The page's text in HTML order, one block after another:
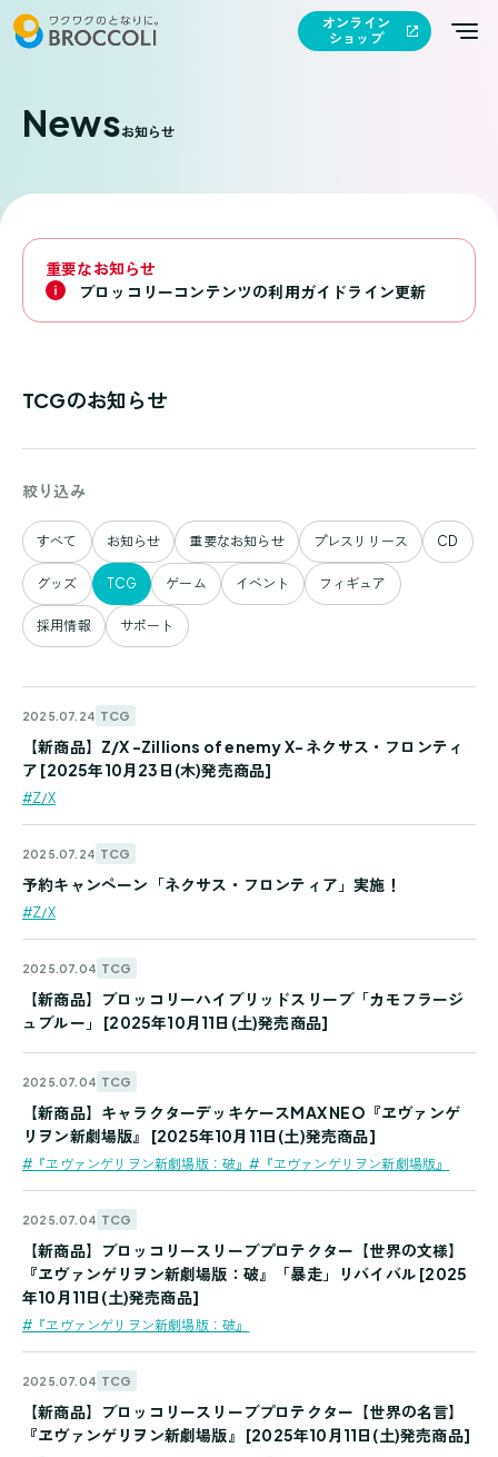
オンライン
ショップ
Newsお知らせ
重要なお知らせ
ブロッコリーコンテンツの利用ガイドライン更新
TCGのお知らせ
絞り込み
すべて お知らせ 重要なお知らせ プレスリリース CD
グッズ TCG ゲーム イベント フィギュア
採用情報 サポート
2025.07.24 TCG
#Z/X
【新商品】Z/X -Zillions of enemy X- ネクサス・フロンティ
ア [2025年10月23日(木)発売商品]
2025.07.24 TCG
#Z/X
予約キャンペーン「ネクサス・フロンティア」実施！
2025.07.04 TCG
【新商品】ブロッコリーハイブリッドスリーブ「カモフラージ
ュブルー」 [2025年10月11日(土)発売商品]
2025.07.04 TCG
#『ヱヴァンゲリヲン新劇場版：破』#『ヱヴァンゲリヲン新劇場版』
【新商品】キャラクターデッキケースMAX NEO『ヱヴァンゲ
リヲン新劇場版』 [2025年10月11日(土)発売商品]
2025.07.04 TCG
#『ヱヴァンゲリヲン新劇場版：破』
【新商品】ブロッコリースリーブプロテクター【世界の文様】
『ヱヴァンゲリヲン新劇場版：破』「暴走」リバイバル [2025
年10月11日(土)発売商品]
2025.07.04 TCG
【新商品】ブロッコリースリーブプロテクター【世界の名言】
『ヱヴァンゲリヲン新劇場版』 [2025年10月11日(土)発売商品]